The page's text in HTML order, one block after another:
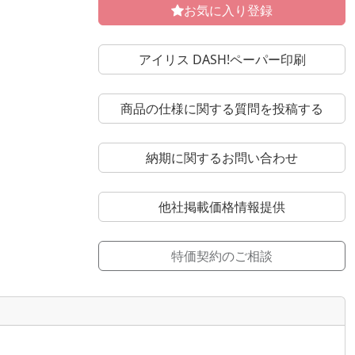
お気に入り登録
アイリス DASH!ペーパー印刷
商品の仕様に関する質問を投稿する
納期に関するお問い合わせ
他社掲載価格情報提供
特価契約のご相談